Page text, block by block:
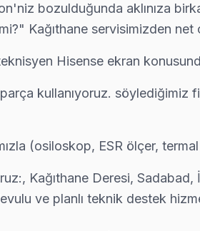
müşterilerimiz tamir
güncellemesi sonrası donuyorsa bu
bozulduğunda aklınıza
Kağıthane servisimizden net
Hisense ekran
kullanıyoruz.
(osiloskop, ESR ölçer,
Kağıthane Deresi,
ve planlı teknik destek